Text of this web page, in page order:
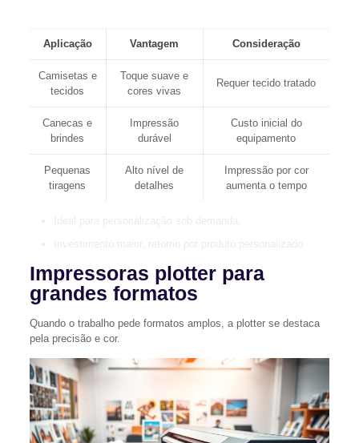
Aplicação Vantagem Consideração
Camisetas e
tecidos
Toque suave e
cores vivas
Requer tecido tratado
Canecas e
brindes
Impressão
durável
Custo inicial do
equipamento
Pequenas
tiragens
Alto nível de
detalhes
Impressão por cor
aumenta o tempo
Impressoras plotter para
grandes formatos
Quando o trabalho pede formatos amplos, a plotter se destaca
pela precisão e cor.